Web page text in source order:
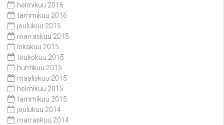
helmikuu 2016
tammikuu 2016
joulukuu 2015
marraskuu 2015
lokakuu 2015
toukokuu 2015
huhtikuu 2015
maaliskuu 2015
helmikuu 2015
tammikuu 2015
joulukuu 2014
marraskuu 2014